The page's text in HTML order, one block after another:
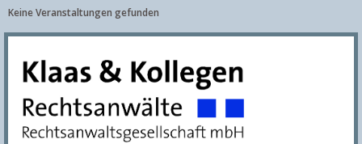
Keine Veranstaltungen gefunden